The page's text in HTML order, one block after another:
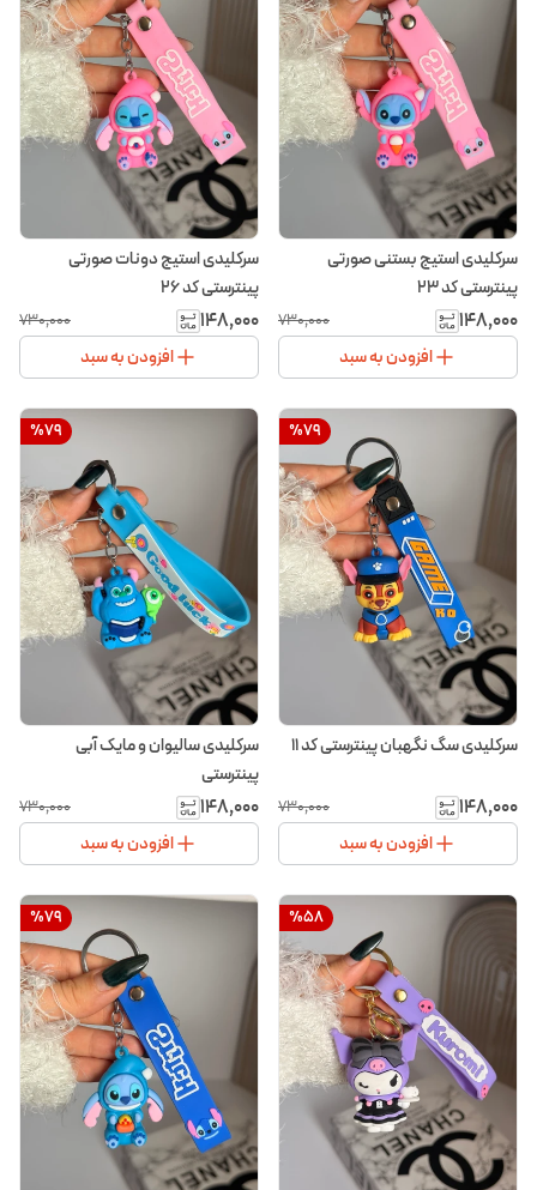
سرکلیدی استیج بستنی صورتی
پینترستی کد ۲۳
۱۴۸٬۰۰۰ ۷۳۰٬۰۰۰
افزودن به سبد
سرکلیدی استیج دونات صورتی
پینترستی کد ۲۶
۱۴۸٬۰۰۰ ۷۳۰٬۰۰۰
افزودن به سبد
%79
سرکلیدی سگ نگهبان پینترستی کد ۱۱
۱۴۸٬۰۰۰ ۷۳۰٬۰۰۰
افزودن به سبد
%79
سرکلیدی سالیوان و مایک آبی
پینترستی
۱۴۸٬۰۰۰ ۷۳۰٬۰۰۰
افزودن به سبد
%58
%79